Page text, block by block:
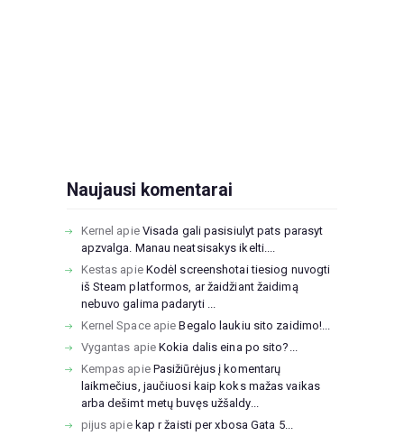
Naujausi komentarai
Kernel apie Visada gali pasisiulyt pats parasyt
apzvalga. Manau neatsisakys ikelti....
Kestas apie Kodėl screenshotai tiesiog nuvogti
iš Steam platformos, ar žaidžiant žaidimą
nebuvo galima padaryti ...
Kernel SpaceapieBegalo laukiu sito zaidimo!...
Vygantas apieKokia dalis eina po sito?...
Kempas apie Pasižiūrėjus į komentarų
laikmečius, jaučiuosi kaip koks mažas vaikas
arba dešimt metų buvęs užšaldy...
pijus apie kap r žaisti per xbosa Gata 5...